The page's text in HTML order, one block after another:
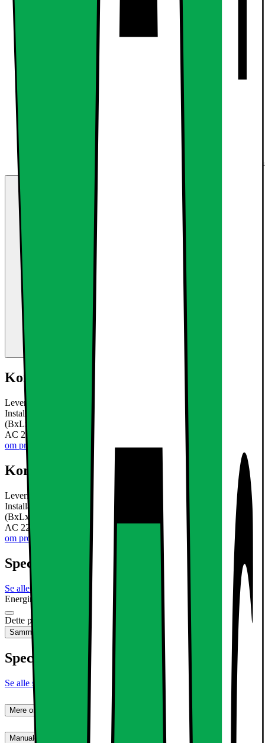
Kort om produktet
Leveringsomfang 3 x LED panel 60x60cm varm hvid 3000K 3 x
Installation materiale 3 x transformer Teknisk information: Mål i mm
(BxLxH) 600 x 600 x 10 mm Indgangsspænding ikke dæmpbar:
AC 220V ~ 240V Strøm: 36W Lysstrøm: 3020 lumen I
om produktet
Kort om produktet
Leveringsomfang 3 x LED panel 60x60cm varm hvid 3000K 3 x
Installation materiale 3 x transformer Teknisk information: Mål i mm
(BxLxH) 600 x 600 x 10 mm Indgangsspænding ikke dæmpbar:
AC 220V ~ 240V Strøm: 36W Lysstrøm: 3020 lumen I
Læs mere
om produktet
Specifikationer
Se alle specifikationer
Energimærkning
Produktdatablad
Dette produkt er ikke tilgængeligt
Sammenlign
Specifikationer
Se alle specifikationer
Mere om produktet
Manualer, downloads, garanti og support